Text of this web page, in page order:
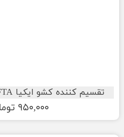
تقسیم کننده کشو ایکیا HOFTA سفید 55x10
۹۵۰,۰۰۰ تومان